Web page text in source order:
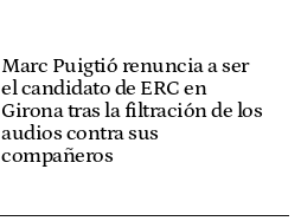
Marc Puigtió renuncia a ser
el candidato de ERC en
Girona tras la filtración de los
audios contra sus
compañeros